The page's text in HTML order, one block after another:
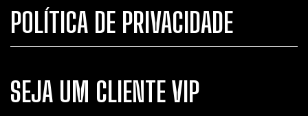
POLÍTICA DE PRIVACIDADE
SEJA UM CLIENTE VIP